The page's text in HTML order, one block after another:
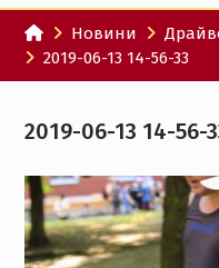
Новини
2019-06-13 14-56-33
2019-06-13 14-56-